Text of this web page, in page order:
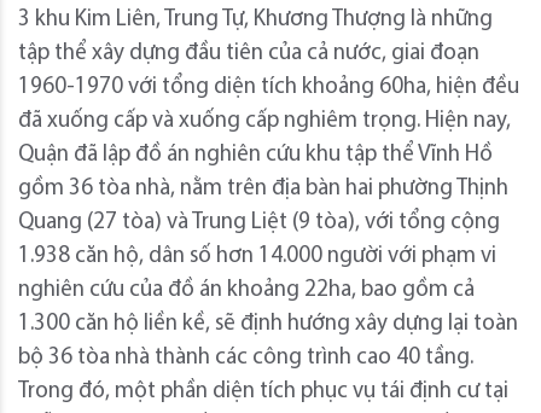
3 khu Kim Liên, Trung Tự, Khương Thượng là những
tập thể xây dựng đầu tiên của cả nước, giai đoạn
1960-1970 với tổng diện tích khoảng 60ha, hiện đều
đã xuống cấp và xuống cấp nghiêm trọng. Hiện nay,
Quận đã lập đồ án nghiên cứu khu tập thể Vĩnh Hồ
gồm 36 tòa nhà, nằm trên địa bàn hai phường Thịnh
Quang (27 tòa) và Trung Liệt (9 tòa), với tổng cộng
1.938 căn hộ, dân số hơn 14.000 người với phạm vi
nghiên cứu của đồ án khoảng 22ha, bao gồm cả
1.300 căn hộ liền kề, sẽ định hướng xây dựng lại toàn
bộ 36 tòa nhà thành các công trình cao 40 tầng.
Trong đó, một phần diện tích phục vụ tái định cư tại